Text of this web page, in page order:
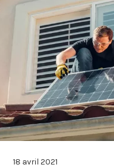
18 avril 2021